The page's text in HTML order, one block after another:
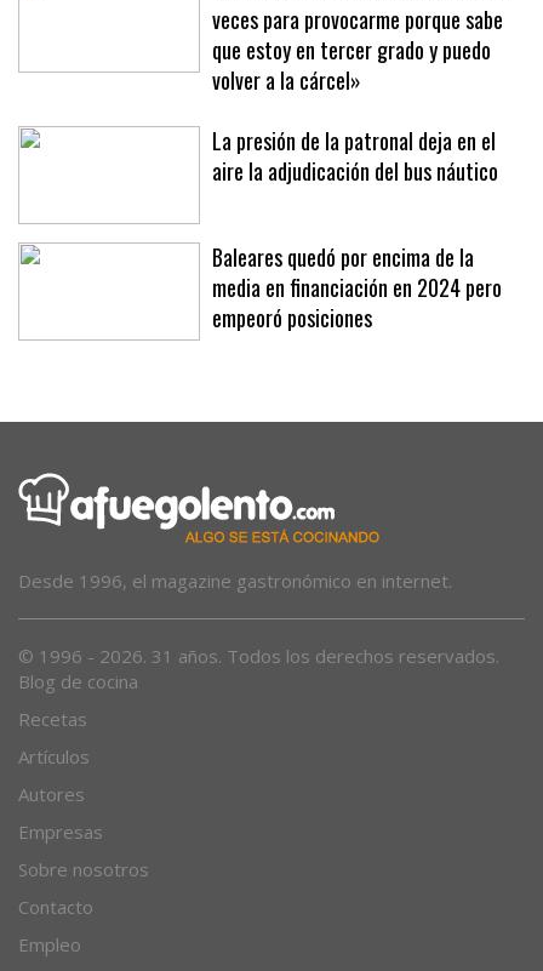
«Me ha amenazado de muerte varias
veces para provocarme porque sabe
que estoy en tercer grado y puedo
volver a la cárcel»
La presión de la patronal deja en el
Baleares quedó por encima de la
media en financiación en 2024 pero
Blog de cocina
Recetas
Artículos
Autores
Empresas
Sobre nosotros
Contacto